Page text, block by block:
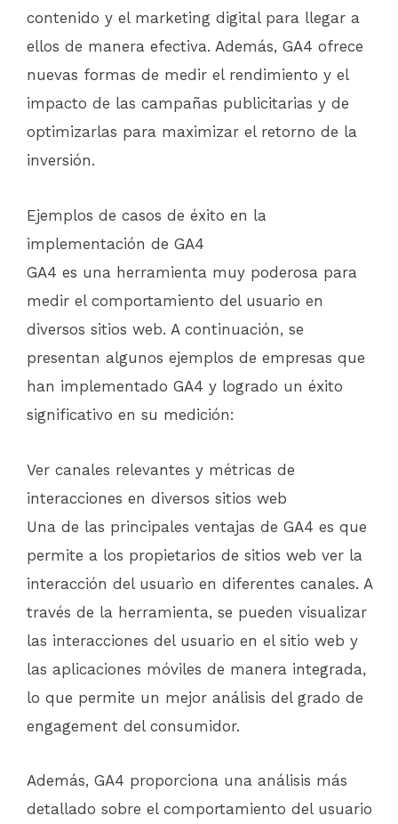
contenido y el marketing digital para llegar a
ellos de manera efectiva. Además, GA4 ofrece
nuevas formas de medir el rendimiento y el
impacto de las campañas publicitarias y de
optimizarlas para maximizar el retorno de la
inversión.
Ejemplos de casos de éxito en la
implementación de GA4
GA4 es una herramienta muy poderosa para
medir el comportamiento del usuario en
diversos sitios web. A continuación, se
presentan algunos ejemplos de empresas que
han implementado GA4 y logrado un éxito
significativo en su medición:
Ver canales relevantes y métricas de
interacciones en diversos sitios web
Una de las principales ventajas de GA4 es que
permite a los propietarios de sitios web ver la
interacción del usuario en diferentes canales. A
través de la herramienta, se pueden visualizar
las interacciones del usuario en el sitio web y
las aplicaciones móviles de manera integrada,
lo que permite un mejor análisis del grado de
engagement del consumidor.
Además, GA4 proporciona una análisis más
detallado sobre el comportamiento del usuario